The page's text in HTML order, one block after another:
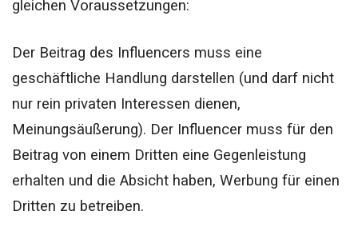
gleichen Voraussetzungen:
Der Beitrag des Influencers muss eine
geschäftliche Handlung darstellen (und darf nicht
nur rein privaten Interessen dienen,
Meinungsäußerung). Der Influencer muss für den
Beitrag von einem Dritten eine Gegenleistung
erhalten und die Absicht haben, Werbung für einen
Dritten zu betreiben.